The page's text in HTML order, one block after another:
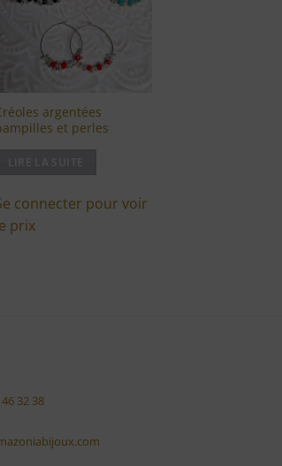
liste
argentées
et perles
connecter pour voir
prix
32 38